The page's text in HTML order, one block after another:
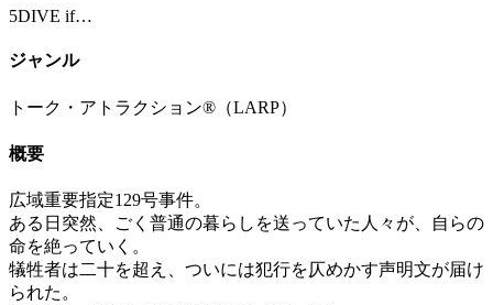
5DIVE if…
ジャンル
トーク・アトラクション®（LARP）
概要
広域重要指定129号事件。
ある日突然、ごく普通の暮らしを送っていた人々が、自らの
命を絶っていく。
犠牲者は二十を超え、ついには犯行を仄めかす声明文が届け
られた。